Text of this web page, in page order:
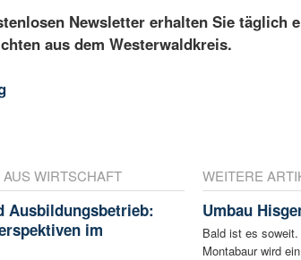
Newsletter erhalten Sie täglich
aus dem Westerwaldkreis.
WIRTSCHAFT
Ausbildungsbetrieb:
im
WEITERE
Umbau
Bald ist es
Montabaur wird